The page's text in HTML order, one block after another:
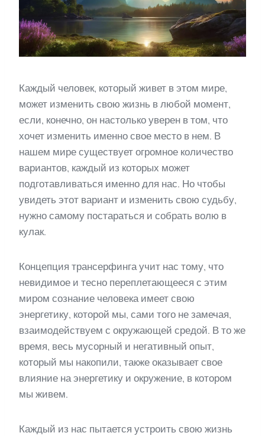
Каждый человек, который живет в этом мире,
может изменить свою жизнь в любой момент,
если, конечно, он настолько уверен в том, что
хочет изменить именно свое место в нем. В
нашем мире существует огромное количество
вариантов, каждый из которых может
подготавливаться именно для нас. Но чтобы
увидеть этот вариант и изменить свою судьбу,
нужно самому постараться и собрать волю в
кулак.
Концепция трансерфинга учит нас тому, что
невидимое и тесно переплетающееся с этим
миром сознание человека имеет свою
энергетику, которой мы, сами того не замечая,
взаимодействуем с окружающей средой. В то же
время, весь мусорный и негативный опыт,
который мы накопили, также оказывает свое
влияние на энергетику и окружение, в котором
мы живем.
Каждый из нас пытается устроить свою жизнь